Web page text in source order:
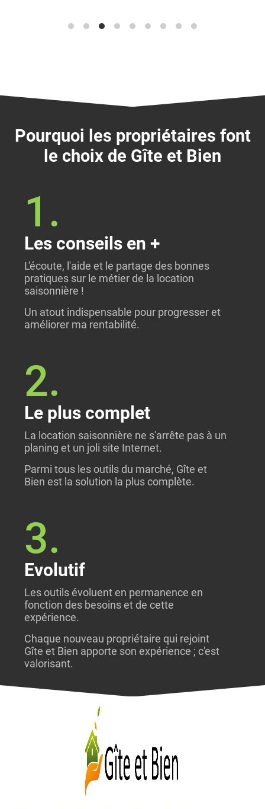
Pourquoi les propriétaires font
le choix de Gîte et Bien
1.
Les conseils en +
L'écoute, l'aide et le partage des bonnes
pratiques sur le métier de la location
saisonnière !
Un atout indispensable pour progresser et
améliorer ma rentabilité.
2.
Le plus complet
La location saisonnière ne s'arrête pas à un
planing et un joli site Internet.
Parmi tous les outils du marché, Gîte et
Bien est la solution la plus complète.
3.
Evolutif
Les outils évoluent en permanence en
fonction des besoins et de cette
expérience.
Chaque nouveau propriétaire qui rejoint
Gîte et Bien apporte son expérience ; c'est
valorisant.